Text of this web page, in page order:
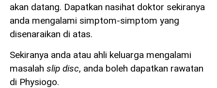
akan datang. Dapatkan nasihat doktor sekiranya
anda mengalami simptom-simptom yang
disenaraikan di atas.
Sekiranya anda atau ahli keluarga mengalami
masalah slip disc, anda boleh dapatkan rawatan
di Physiogo.